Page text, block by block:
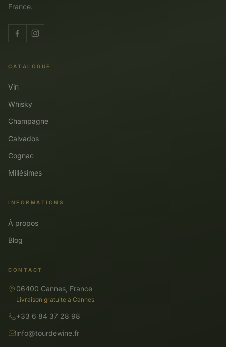
France.
CATALOGUE
Vin
Whisky
Champagne
Calvados
Cognac
Millésimes
INFORMATIONS
À propos
Blog
CONTACT
06400 Cannes, France
Livraison gratuite à Cannes
+33 6 84 37 28 98
info@tourdewine.fr